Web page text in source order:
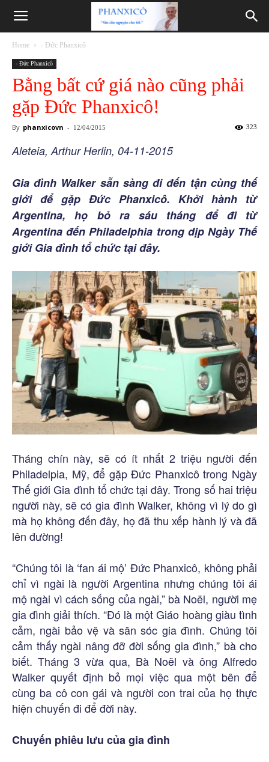
Phanxicô
Home - Đức Phanxicô
- Đức Phanxicô
Bằng bất cứ giá nào cũng phải
gặp Đức Phanxicô!
By phanxicovn - 12/04/2015 323
Aleteia, Arthur Herlin, 04-11-2015
Gia đình Walker sẵn sàng đi đến tận cùng thế
giới để gặp Đức Phanxicô. Khởi hành từ
Argentina, họ bỏ ra sáu tháng để đi từ
Argentina đến Philadelphia trong dịp Ngày Thế
giới Gia đình tổ chức tại đây.
Tháng chín này, sẽ có ít nhất 2 triệu người đến
Philadelpia, Mỹ, để gặp Đức Phanxicô trong Ngày
Thế giới Gia đình tổ chức tại đây. Trong số hai triệu
người này, sẽ có gia đình Walker, không vì lý do gì
mà họ không đến đây, họ đã thu xếp hành lý và đã
lên đường!
“Chúng tôi là ‘fan ái mộ’ Đức Phanxicô, không phải
chỉ vì ngài là người Argentina nhưng chúng tôi ái
mộ ngài vì cách sống của ngài,” bà Noël, người mẹ
gia đình giải thích. “Đó là một Giáo hoàng giàu tình
cảm, ngài bảo vệ và săn sóc gia đình. Chúng tôi
cảm thấy ngài nâng đỡ đời sống gia đình,” bà cho
biết. Tháng 3 vừa qua, Bà Noël và ông Alfredo
Walker quyết định bỏ mọi việc qua một bên để
cùng ba cô con gái và người con trai của họ thực
hiện chuyến đi để đời này.
Chuyến phiêu lưu của gia đình